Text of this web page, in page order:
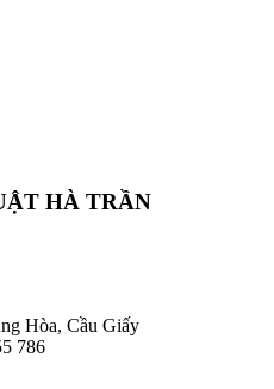
HÀ TRẦN
Hòa, Cầu Giấy
786